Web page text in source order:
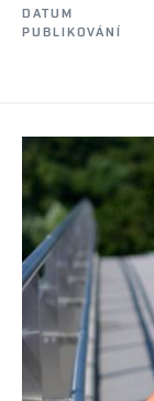
DATUM
PUBLIKOVÁNÍ